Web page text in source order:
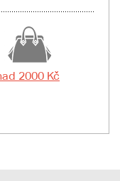
2000 Kč